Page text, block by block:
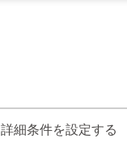
詳細条件を設定する